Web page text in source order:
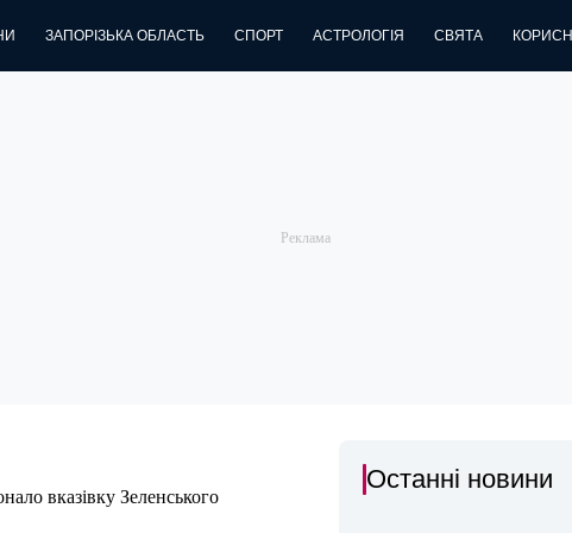
ЗАПОРІЗЬКА ОБЛАСТЬ СПОРТ АСТРОЛОГІЯ СВЯТА
вказівку Зеленського
Останні новини